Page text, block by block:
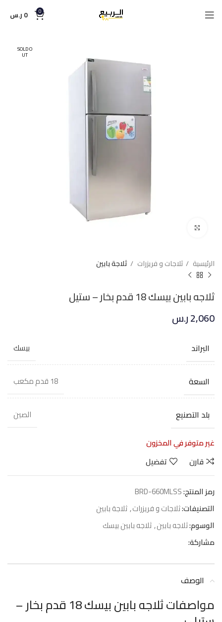
0
0 ر.س
SOLD O
UT
الرئيسية ثلاجات و فريزرات ثلاجة بابين
ثلاجه بابين بيسك 18 قدم بخار – ستيل
2,060ر.س
البراند بيسك
السعة 18 قدم مكعب
بلد التصنيع
الصين
غير متوفر في المخزون
قارن
تفضيل
رمز المنتج:BRD-660MLSS
التصنيفات:ثلاجات و فريزرات,ثلاجة بابين
الوسوم:ثلاجه بابين,ثلاجه بابين بيسك
مشاركة:
الوصف
مواصفات ثلاجه بابين بيسك 18 قدم بخار –